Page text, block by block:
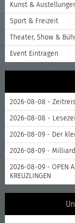
Kunst &
Sport & Freizeit
Theater, Show &
Event Eintragen
2026-08-08 -
2026-08-08 -
2026-08-09 - Der
2026-08-09 -
2026-08-09 - OPEN
KREUZLINGEN